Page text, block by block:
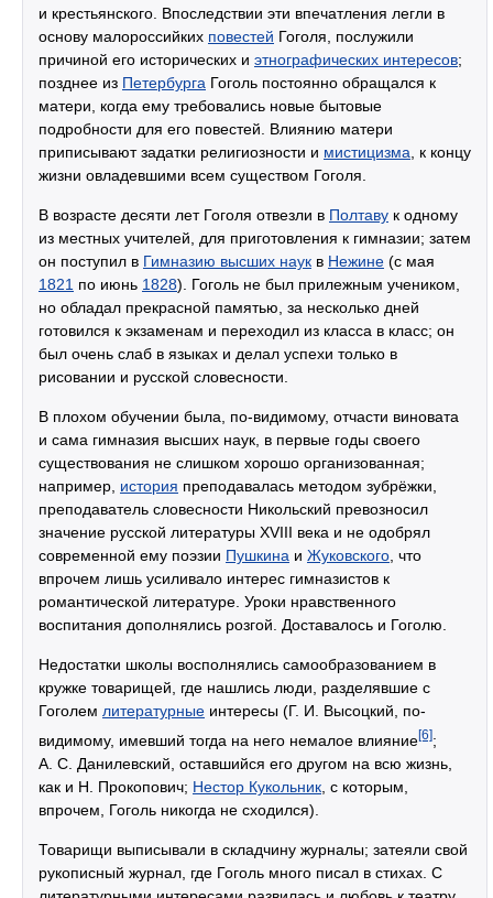
и крестьянского. Впоследствии эти впечатления легли в
основу малороссийких повестей Гоголя, послужили
причиной его исторических и этнографических интересов;
позднее из Петербурга Гоголь постоянно обращался к
матери, когда ему требовались новые бытовые
подробности для его повестей. Влиянию матери
приписывают задатки религиозности и мистицизма , к концу
жизни овладевшими всем существом Гоголя.
В возрасте десяти лет Гоголя отвезли в Полтаву к одному
из местных учителей, для приготовления к гимназии; затем
он поступил в Гимназию высших наук в Нежине (с мая
1821 по июнь 1828). Гоголь не был прилежным учеником,
но обладал прекрасной памятью, за несколько дней
готовился к экзаменам и переходил из класса в класс; он
был очень слаб в языках и делал успехи только в
рисовании и русской словесности.
В плохом обучении была, по-видимому, отчасти виновата
и сама гимназия высших наук, в первые годы своего
существования не слишком хорошо организованная;
например, история преподавалась методом зубрёжки,
преподаватель словесности Никольский превозносил
значение русской литературы XVIII века и не одобрял
современной ему поэзии Пушкина и Жуковского , что
впрочем лишь усиливало интерес гимназистов к
романтической литературе. Уроки нравственного
воспитания дополнялись розгой. Доставалось и Гоголю.
Недостатки школы восполнялись самообразованием в
кружке товарищей, где нашлись люди, разделявшие с
Гоголем литературные интересы (Г. И. Высоцкий, по-
видимому, имевший тогда на него немалое влияние[6];
А. С. Данилевский, оставшийся его другом на всю жизнь,
как и Н. Прокопович; Нестор Кукольник , с которым,
впрочем, Гоголь никогда не сходился).
Товарищи выписывали в складчину журналы; затеяли свой
рукописный журнал, где Гоголь много писал в стихах. С